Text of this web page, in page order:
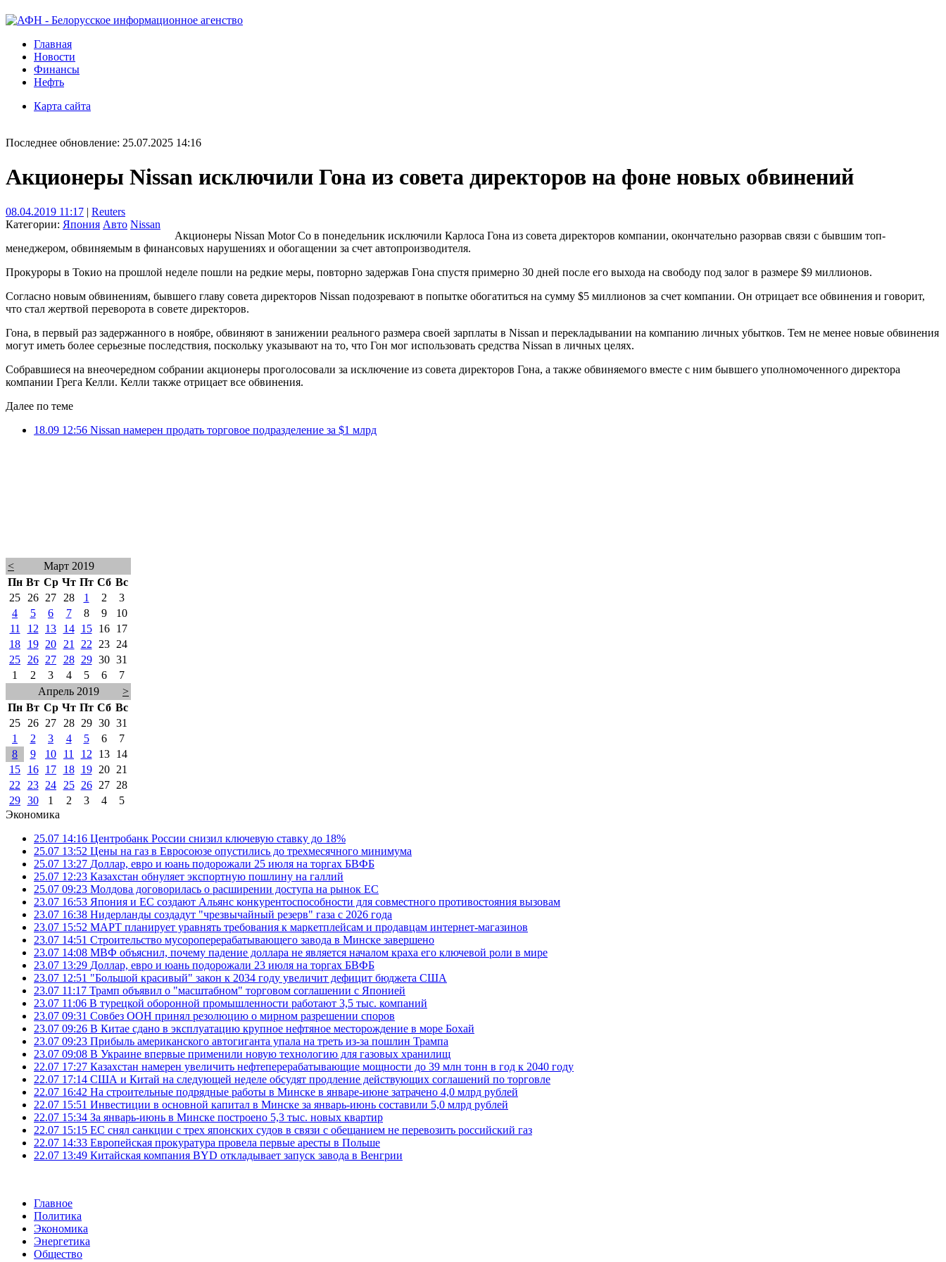
Главная
Новости
Финансы
Нефть
Карта сайта
Последнее обновление: 25.07.2025 14:16
Акционеры Nissan исключили Гона из совета директоров на фоне новых обвинений
08.04.2019 11:17 | Reuters
Категории: Япония Авто Nissan
Акционеры Nissan Motor Co в понедельник исключили Карлоса Гона из совета директоров компании, окончательно разорвав связи с бывшим топ-
менеджером, обвиняемым в финансовых нарушениях и обогащении за счет автопроизводителя.
Прокуроры в Токио на прошлой неделе пошли на редкие меры, повторно задержав Гона спустя примерно 30 дней после его выхода на свободу под залог в размере $9 миллионов.
Согласно новым обвинениям, бывшего главу совета директоров Nissan подозревают в попытке обогатиться на сумму $5 миллионов за счет компании. Он отрицает все обвинения и говорит,
что стал жертвой переворота в совете директоров.
Гона, в первый раз задержанного в ноябре, обвиняют в занижении реального размера своей зарплаты в Nissan и перекладывании на компанию личных убытков. Тем не менее новые обвинения
могут иметь более серьезные последствия, поскольку указывают на то, что Гон мог использовать средства Nissan в личных целях.
Собравшиеся на внеочередном собрании акционеры проголосовали за исключение из совета директоров Гона, а также обвиняемого вместе с ним бывшего уполномоченного директора
компании Грега Келли. Келли также отрицает все обвинения.
Далее по теме
18.09 12:56 Nissan намерен продать торговое подразделение за $1 млрд
<
Март 2019
Пн Вт Ср Чт Пт Сб Вс
25
26 27 28 1 2
3
4
5 6 7 8 9
10
11
12 13 14 15 16
17
18
19 20 21 22 23
24
25
26 27 28 29 30 31
1
2 3 4 5 6
7
Апрель 2019
>
Пн Вт Ср Чт Пт Сб Вс
25
26 27 28 29 30 31
1
2 3 4 5 6
7
8
9 10 11 12 13
14
15
16 17 18 19 20
21
22
23 24 25 26 27
28
29 30 1 2 3 4
5
Экономика
25.07 14:16 Центробанк России снизил ключевую ставку до 18%
25.07 13:52 Цены на газ в Евросоюзе опустились до трехмесячного минимума
25.07 13:27 Доллар, евро и юань подорожали 25 июля на торгах БВФБ
25.07 12:23 Казахстан обнуляет экспортную пошлину на галлий
25.07 09:23 Молдова договорилась о расширении доступа на рынок ЕС
23.07 16:53 Япония и ЕС создают Альянс конкурентоспособности для совместного противостояния вызовам
23.07 16:38 Нидерланды создадут "чрезвычайный резерв" газа с 2026 года
23.07 15:52 МАРТ планирует уравнять требования к маркетплейсам и продавцам интернет-магазинов
23.07 14:51 Строительство мусороперерабатывающего завода в Минске завершено
23.07 14:08 МВФ объяснил, почему падение доллара не является началом краха его ключевой роли в мире
23.07 13:29 Доллар, евро и юань подорожали 23 июля на торгах БВФБ
23.07 12:51 "Большой красивый" закон к 2034 году увеличит дефицит бюджета США
23.07 11:17 Трамп объявил о "масштабном" торговом соглашении с Японией
23.07 11:06 В турецкой оборонной промышленности работают 3,5 тыс. компаний
23.07 09:31 Совбез ООН принял резолюцию о мирном разрешении споров
23.07 09:26 В Китае сдано в эксплуатацию крупное нефтяное месторождение в море Бохай
23.07 09:23 Прибыль американского автогиганта упала на треть из-за пошлин Трампа
23.07 09:08 В Украине впервые применили новую технологию для газовых хранилищ
22.07 17:27 Казахстан намерен увеличить нефтеперерабатывающие мощности до 39 млн тонн в год к 2040 году
22.07 17:14 США и Китай на следующей неделе обсудят продление действующих соглашений по торговле
22.07 16:42 На строительные подрядные работы в Минске в январе-июне затрачено 4,0 млрд рублей
22.07 15:51 Инвестиции в основной капитал в Минске за январь-июнь составили 5,0 млрд рублей
22.07 15:34 За январь-июнь в Минске построено 5,3 тыс. новых квартир
22.07 15:15 ЕС снял санкции с трех японских судов в связи с обещанием не перевозить российский газ
22.07 14:33 Европейская прокуратура провела первые аресты в Польше
22.07 13:49 Китайская компания BYD откладывает запуск завода в Венгрии
Главное
Политика
Экономика
Энергетика
Общество